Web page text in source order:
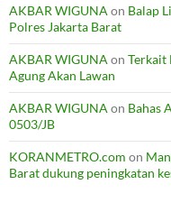
AKBAR WIGUNA on Balap
Polres Jakarta Barat
AKBAR WIGUNA on Terkait
Agung Akan Lawan
AKBAR WIGUNA on Bahas
0503/JB
KORANMETRO.com on
Barat dukung peningkatan